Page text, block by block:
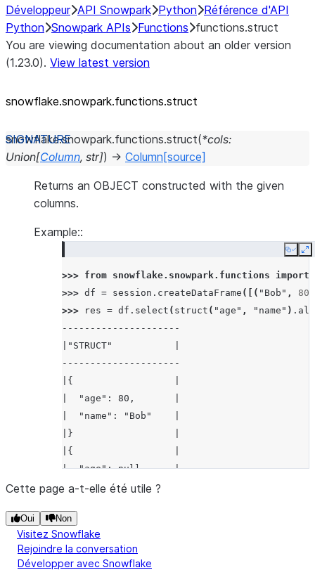
Développeur API Snowpark Python Référence d'API
Python Snowpark APIs Functions functions.struct
You are viewing documentation about an older version
(1.23.0). View latest version
snowflake.snowpark.functions.struct
snowflake.snowpark.functions.struct(*cols:
Union[Column, str]) → Column [source]
Returns an OBJECT constructed with the given
columns.
Example::
Copy
>>> from snowflake.snowpark.functions
import
>>> df = session . createDataFrame ([( "Bob" , 80
>>>
res = df . select ( struct ( "age" , "name" ) .
---------------------
|"STRUCT"           |
---------------------
|{                  |
|  "age": 80,       |
|  "name": "Bob"    |
|}                  |
|{                  |
|  "age": null,     |
|  "name": "Alice"  |
---------------------
Cette page a-t-elle été utile ?
Oui Non
Visitez Snowflake
Rejoindre la conversation
Développer avec Snowflake